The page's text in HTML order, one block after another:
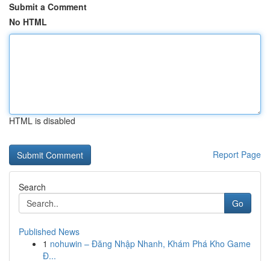
Submit a Comment
No HTML
HTML is disabled
Report Page
Search
Go
Published News
1 nohuwin – Đăng Nhập Nhanh, Khám Phá Kho Game
Đ...